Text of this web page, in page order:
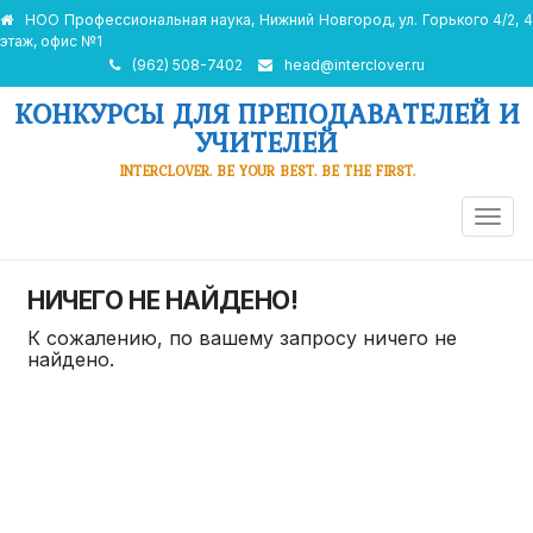
НОО Профессиональная наука, Нижний Новгород, ул. Горького 4/2, 4
этаж, офис №1
(962) 508-7402
head@interclover.ru
КОНКУРСЫ ДЛЯ ПРЕПОДАВАТЕЛЕЙ И
УЧИТЕЛЕЙ
INTERCLOVER. BE YOUR BEST. BE THE FIRST.
НИЧЕГО НЕ НАЙДЕНО!
К сожалению, по вашему запросу ничего не
найдено.